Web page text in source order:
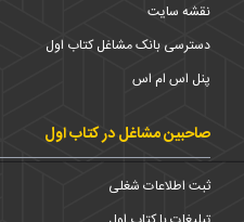
نقشه سایت
دسترسی بانک مشاغل کتاب اول
پنل اس ام اس
صاحبین مشاغل در کتاب اول
ثبت اطلاعات شغلی